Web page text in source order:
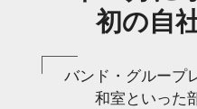
初の自
バンド・グループ
和室といった